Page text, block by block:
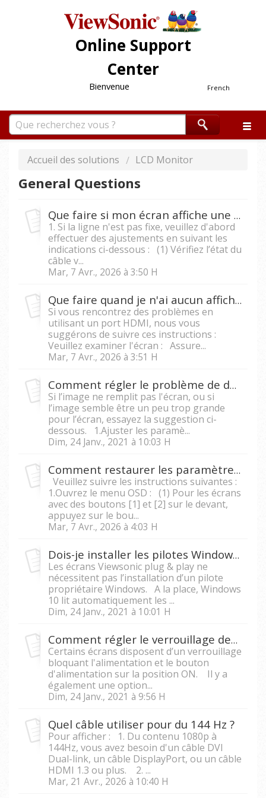
Online Support
Center
French
Bienvenue
Accueil des solutions LCD Monitor
General Questions
Que faire si mon écran affiche une ligne verticale ou horizontale ?
1. Si la ligne n'est pas fixe, veuillez d'abord
effectuer des ajustements en suivant les
indications ci-dessous : (1) Vérifiez l’état du
câble v...
Mar, 7 Avr., 2026 à 3:50 H
Que faire quand je n'ai aucun affichage en utilisant le port HDMI de mon PC ?
Si vous rencontrez des problèmes en
utilisant un port HDMI, nous vous
suggérons de suivre ces instructions :
Veuillez examiner l'écran : Assure...
Mar, 7 Avr., 2026 à 3:51 H
Comment régler le problème de débordement sur mon écran ?
Si l’image ne remplit pas l'écran, ou si
l’image semble être un peu trop grande
pour l’écran, essayez la suggestion ci-
dessous. 1.Ajuster les paramè...
Dim, 24 Janv., 2021 à 10:03 H
Comment restaurer les paramètres d'usine de mon écran ?
Veuillez suivre les instructions suivantes :
1.Ouvrez le menu OSD : (1) Pour les écrans
avec des boutons [1] et [2] sur le devant,
appuyez sur le bou...
Mar, 7 Avr., 2026 à 4:03 H
Dois-je installer les pilotes Windows 10 pour mon écran ?
Les écrans Viewsonic plug & play ne
nécessitent pas l’installation d’un pilote
propriétaire Windows. A la place, Windows
10 lit automatiquement les ...
Dim, 24 Janv., 2021 à 10:01 H
Comment régler le verrouillage des boutons d'alimentation et du menu ?
Certains écrans disposent d’un verrouillage
bloquant l'alimentation et le bouton
d'alimentation sur la position ON. Il y a
également une option...
Dim, 24 Janv., 2021 à 9:56 H
Quel câble utiliser pour du 144 Hz ?
Pour afficher : 1. Du contenu 1080p à
144Hz, vous avez besoin d'un câble DVI
Dual-link, un câble DisplayPort, ou un câble
HDMI 1.3 ou plus. 2. ...
Mar, 21 Avr., 2026 à 10:40 H